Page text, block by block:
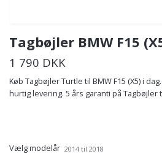
Tagbøjler BMW F15
1 790 DKK
Køb Tagbøjler Turtle til BMW F15 (X5) i
hurtig levering. 5 års garanti på Tagbøjler
Vælg modelår 2014 til 2018